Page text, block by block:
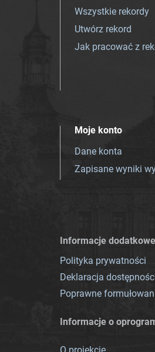
Wszystkie rekordy
Utwórz rekord
Jak pracować z
Moje konto
Dane konta
Zapisane wyniki
Informacje
Polityka prywatności
Deklaracja
Poprawne
Informacje o